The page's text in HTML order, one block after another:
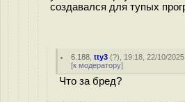
создавался для тупых
6.188 ,tty3 (?), 19:18, 22/10/
[к модератору]
Что за бред?